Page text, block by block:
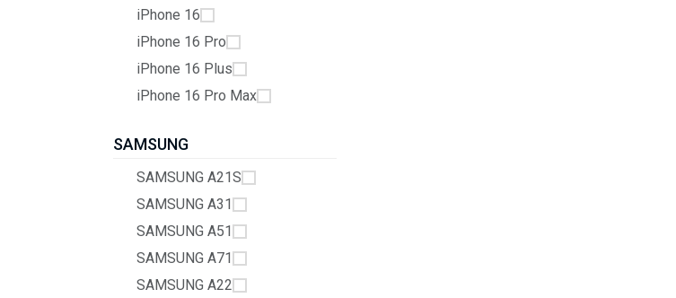
iPhone 16
iPhone 16 Pro
iPhone 16 Plus
iPhone 16 Pro Max
SAMSUNG
SAMSUNG A21S
SAMSUNG A31
SAMSUNG A51
SAMSUNG A71
SAMSUNG A22